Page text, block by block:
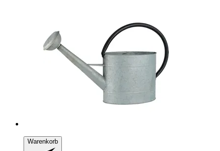
Warenkorb